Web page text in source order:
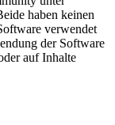
haben keinen
verwendet
der Software
auf Inhalte